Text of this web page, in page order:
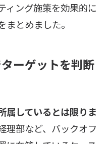
ィング施策を効果的に
とめました。
ーゲットを判断
属しているとは限りま
理部など、バックオフ